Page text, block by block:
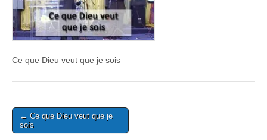
Ce que Dieu veut que je sois
Post
navigation
← Ce que Dieu veut que je
sois